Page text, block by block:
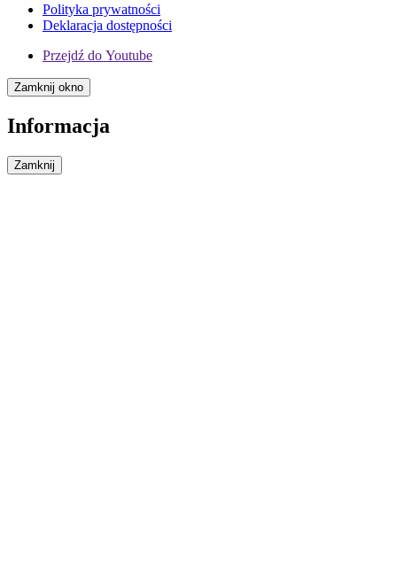
Polityka prywatności
Deklaracja dostępności
Przejdź do Youtube
Zamknij okno
Informacja
Zamknij